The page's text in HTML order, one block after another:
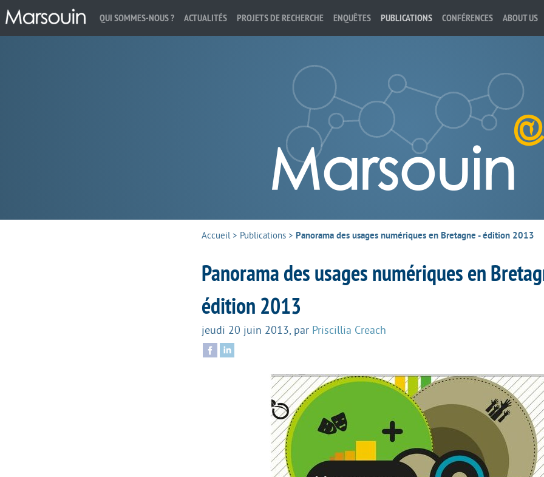
QUI SOMMES-NOUS ? ACTUALITÉS PROJETS DE RECHERCHE ENQUÊTES PUBLICATIONS CONFÉRENCES ABOUT US
Accueil> Publications > Panorama des usages numériques en Bretagne - édition 2013
Panorama des usages numériques en
édition 2013
jeudi 20 juin 2013 par Priscillia Creach